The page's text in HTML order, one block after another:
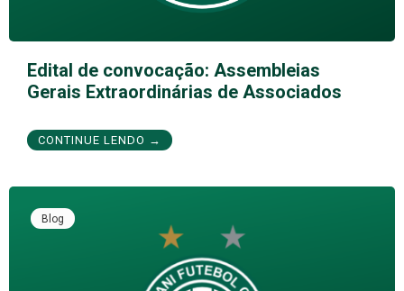
Edital de convocação: Assembleias
Gerais Extraordinárias de Associados
CONTINUE LENDO →
Blog